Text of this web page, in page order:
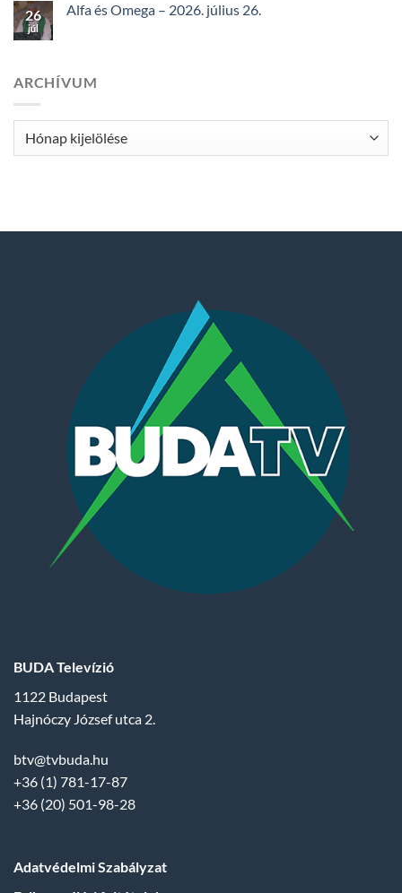
26
júl
Alfa és Omega – 2026. július 26.
ARCHÍVUM
Archívum
BUDA Televízió
1122 Budapest
Hajnóczy József utca 2.
btv@tvbuda.hu
+36 (1) 781-17-87
+36 (20) 501-98-28
Adatvédelmi Szabályzat